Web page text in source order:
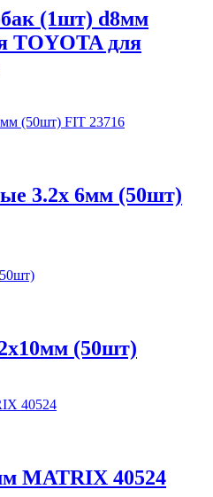
(1шт) d8мм
TOYOTA для
3.2х 6мм (50шт)
(50шт)
MATRIX 40524